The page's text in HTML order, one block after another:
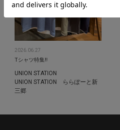
2026.06.27
Tシャツ特集‼︎
UNION STATION
UNION STATION ららぽーと新
三郷